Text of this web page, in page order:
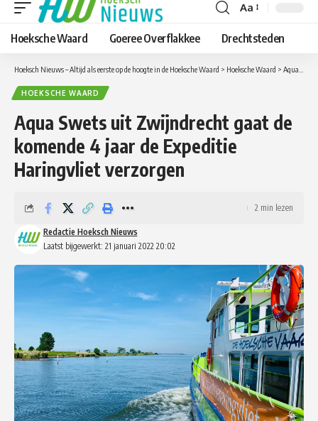
Lettergrootte
aanpassen
Aa
Hoeksche Waard Goeree Overflakkee Drechtsteden
Hoeksch Nieuws – Altijd als eerste op de hoogte in de Hoeksche Waard > Hoeksche Waard > Aqua Swets uit Zwijndrecht gaat de komende 4 jaar de Expeditie Haringvliet verzorgen
HOEKSCHE WAARD
Aqua Swets uit Zwijndrecht gaat de
komende 4 jaar de Expeditie
Haringvliet verzorgen
Laatst bijgewerkt: 21 januari 2022 20:02
Redactie Hoeksch Nieuws
2 min lezen